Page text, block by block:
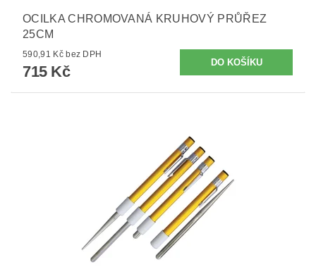
OCILKA CHROMOVANÁ KRUHOVÝ PRŮŘEZ
25CM
590,91 Kč bez DPH
715 Kč